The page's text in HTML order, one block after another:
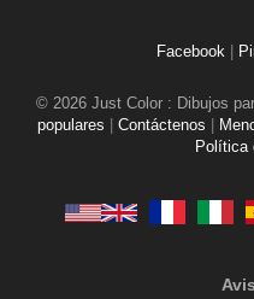
Facebook
© 2026 Just Color : Dibujos
populares
Contáctenos
Política